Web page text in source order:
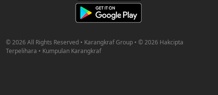
© 2026 All Rights Reserved • Karangkraf Group • © 2026 Hakcipta
Terpelihara • Kumpulan Karangkraf